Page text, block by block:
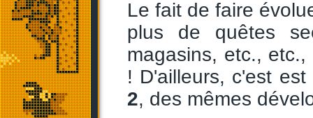
Le fait de faire
plus de quêtes
magasins, etc.,
! D'ailleurs, c'est
2, des mêmes